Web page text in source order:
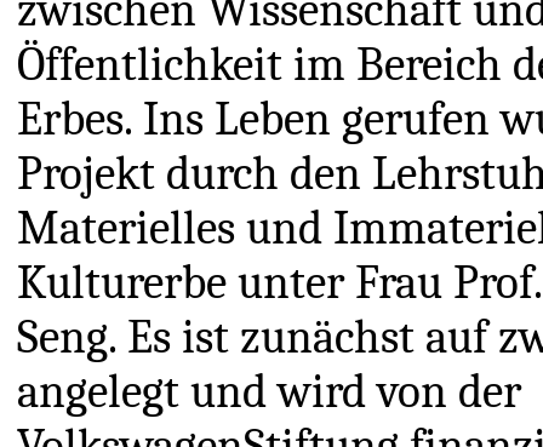
Öffentlichkeit im Bereich
Erbes. Ins Leben gerufen
Projekt durch den
Materielles und
Kulturerbe unter Frau
Seng. Es ist zunächst auf
angelegt und wird von der